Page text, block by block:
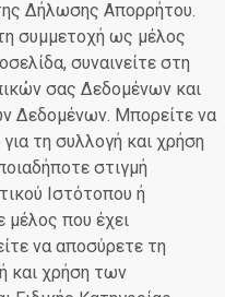
Δήλωσης Απορρήτου.
συμμετοχή ως μέλος
συναινείτε στη
σας Δεδομένων και
Δεδομένων. Μπορείτε να
τη συλλογή και χρήση
στιγμή
Ιστότοπου ή
μέλος που έχει
να αποσύρετε τη
και χρήση των